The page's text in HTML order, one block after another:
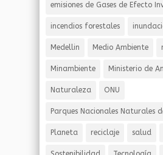
emisiones de Gases de Efecto
incendios forestales
Medellin Medio Ambiente
Minambiente Ministerio de
Naturaleza ONU
Parques Nacionales Naturales
Planeta reciclaje salud